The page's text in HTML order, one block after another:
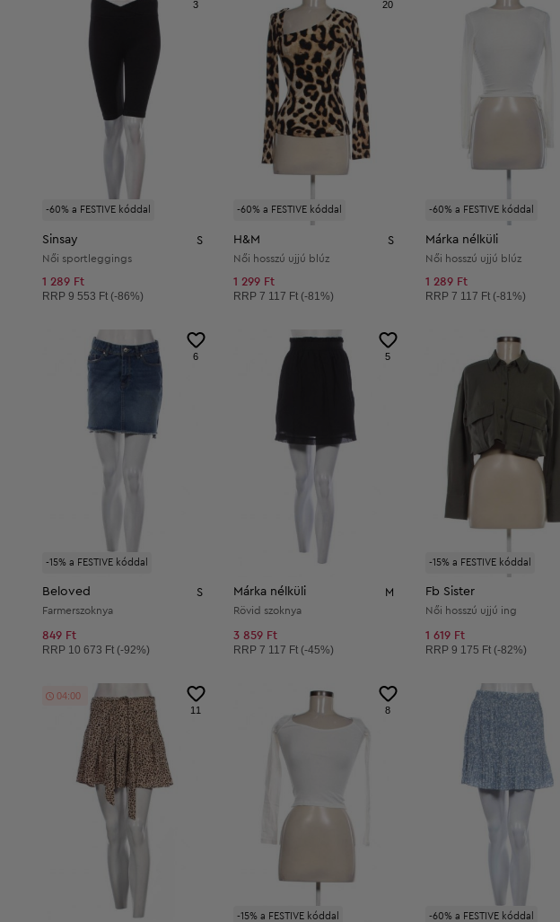
-60% a FESTIVE kóddal
3
Sinsay S
Női sportleggings
1 289 Ft
Ajánlott ár:
RRP 9 553 Ft (-86%)
-60% a FESTIVE kóddal
20
H&M S
Női hosszú ujjú blúz
1 299 Ft
Ajánlott ár:
RRP7 117 Ft (-81%)
-60% a FESTIVE kóddal
Márka nélküli
Női hosszú ujjú blúz
1 289 Ft
Ajánlott ár:
RRP 7 117 Ft (-81%)
-15% a FESTIVE kóddal
6
Beloved S
Farmerszoknya
849 Ft
Ajánlott ár:
RRP 10 673 Ft (-92%)
5
Márka nélküli M
Rövid szoknya
3 859 Ft
Ajánlott ár:
RRP7 117 Ft (-45%)
-15% a FESTIVE kóddal
Fb Sister
Női hosszú ujjú ing
1 619 Ft
Ajánlott ár:
RRP 9 175 Ft (-82%)
11
03:59
-15% a FESTIVE kóddal
8
-60% a FESTIVE kóddal